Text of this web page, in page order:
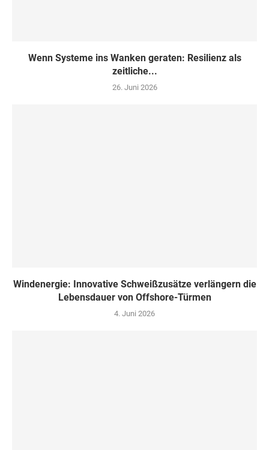
Wenn Systeme ins Wanken geraten: Resilienz als
zeitliche...
26. Juni 2026
Windenergie: Innovative Schweißzusätze verlängern die
Lebensdauer von Offshore-Türmen
4. Juni 2026